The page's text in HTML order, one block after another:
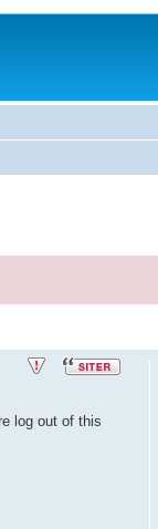
log out of this